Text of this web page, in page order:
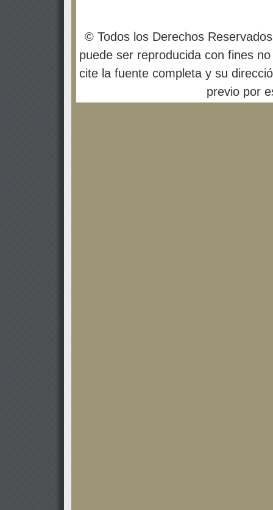
© Todos los Derechos
puede ser reproducida con fines
cite la fuente completa y su
previo por